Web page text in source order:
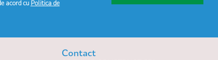
acord cu Politica de
Contact